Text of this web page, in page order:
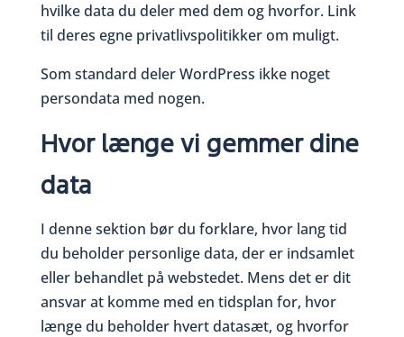
hvilke data du deler med dem og hvorfor. Link
til deres egne privatlivspolitikker om muligt.
Som standard deler WordPress ikke noget
persondata med nogen.
Hvor længe vi gemmer dine
data
I denne sektion bør du forklare, hvor lang tid
du beholder personlige data, der er indsamlet
eller behandlet på webstedet. Mens det er dit
ansvar at komme med en tidsplan for, hvor
længe du beholder hvert datasæt, og hvorfor